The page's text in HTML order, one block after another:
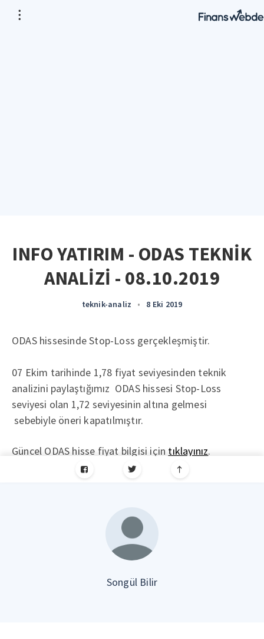
INFO YATIRIM - ODAS TEKNİK
ANALİZİ - 08.10.2019
teknik-analiz • 8 Eki 2019
ODAS hissesinde Stop-Loss gerçekleşmiştir.
07 Ekim tarihinde 1,78 fiyat seviyesinden teknik
analizini paylaştığımız ODAS hissesi Stop-Loss
seviyesi olan 1,72 seviyesinin altına gelmesi
sebebiyle öneri kapatılmıştır.
Güncel ODAS hisse fiyat bilgisi için tıklayınız.
Songül Bilir